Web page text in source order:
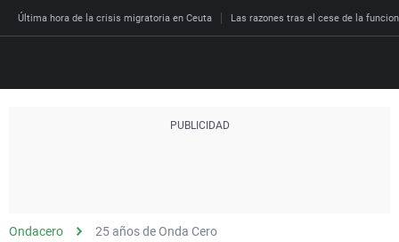
Última hora de la crisis migratoria en Ceuta Las razones tras el cese de la
España
Ondacero
25 años de Onda Cero